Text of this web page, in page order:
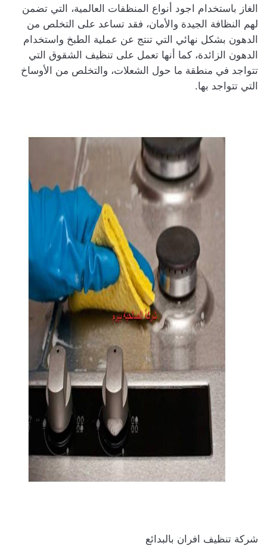
الغاز باستخدام اجود أنواع المنظفات العالمية، التي تضمن
لهم النظافة الجيدة والأمان، فقد تساعد على التخلص من
الدهون بشكل نهائي التي تنتج عن عملية الطبخ واستخدام
الدهون الزائدة، كما أنها تعمل على تنظيف الشقوق التي
تتواجد في منطقة ما حول الشعلات، والتخلص من الأوساخ
التي تتواجد بها.
شركة تنظيف افران بالبدائع